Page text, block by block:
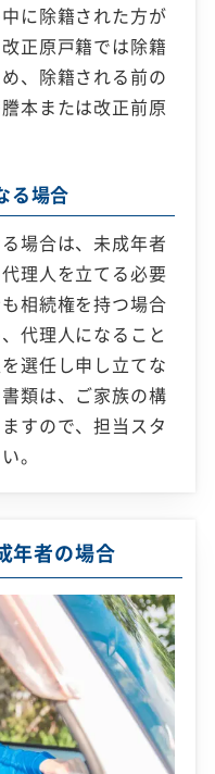
に除籍された方が
正原戸籍では除籍
、除籍される前の
本または改正前原
る場合
場合は、未成年者
理人を立てる必要
相続権を持つ場合
代理人になること
選任し申し立てな
類は、ご家族の構
すので、担当スタ
。
年者の場合